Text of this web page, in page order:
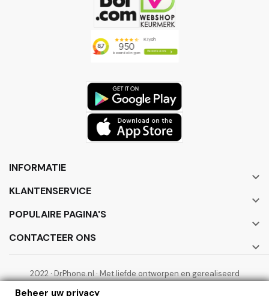
INFORMATIE

KLANTENSERVICE

POPULAIRE PAGINA'S

CONTACTEER ONS

2022 · DrPhone.nl · Met liefde ontworpen en gerealiseerd
Beheer uw privacy